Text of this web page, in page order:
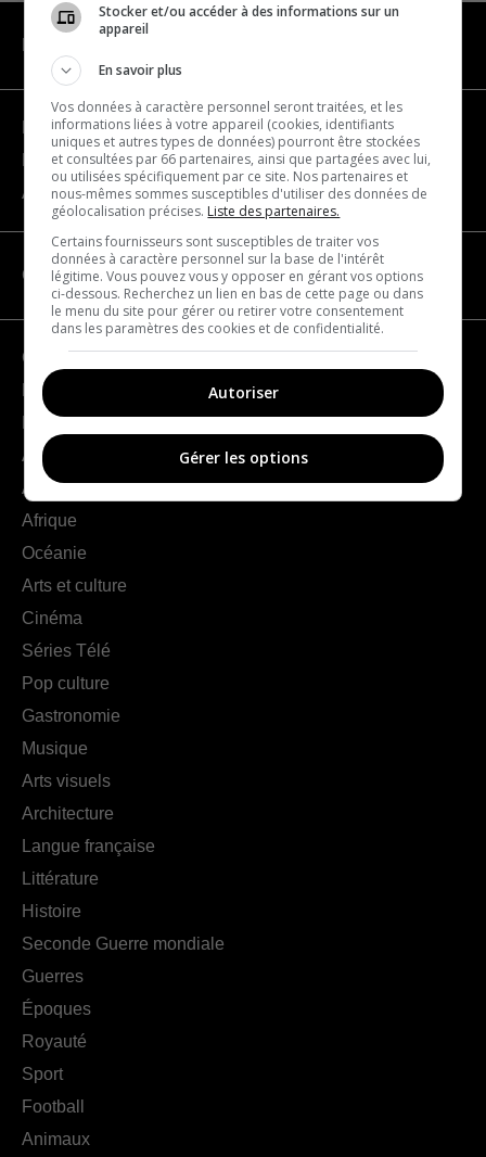
Devenir partenaire
Nous joindre
À propos
CATÉGORIES
Géographie
France
Europe
Amériques
Asie
Afrique
Océanie
Arts et culture
Cinéma
Séries Télé
Pop culture
Gastronomie
Musique
Arts visuels
Architecture
Langue française
Littérature
Histoire
Seconde Guerre mondiale
Guerres
Époques
Royauté
Sport
Football
Animaux
Stocker et/ou accéder à des informations sur un
appareil
En savoir plus
Vos données à caractère personnel seront traitées, et les
informations liées à votre appareil (cookies, identifiants
uniques et autres types de données) pourront être stockées
et consultées par 66 partenaires, ainsi que partagées avec lui,
ou utilisées spécifiquement par ce site. Nos partenaires et
nous-mêmes sommes susceptibles d'utiliser des données de
géolocalisation précises. Liste des partenaires.
Certains fournisseurs sont susceptibles de traiter vos
données à caractère personnel sur la base de l'intérêt
légitime. Vous pouvez vous y opposer en gérant vos options
ci-dessous. Recherchez un lien en bas de cette page ou dans
le menu du site pour gérer ou retirer votre consentement
dans les paramètres des cookies et de confidentialité.
Autoriser
Gérer les options